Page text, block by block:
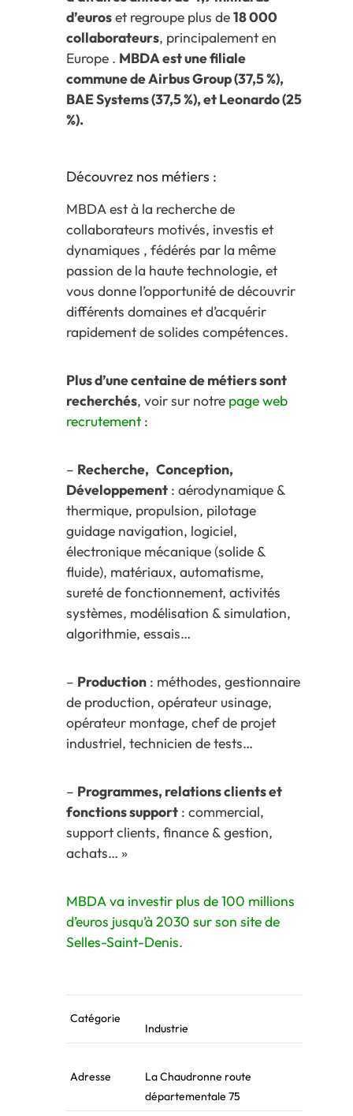
d’euroset regroupe plus de18 000
collaborateurs, principalement en
Europe . MBDA est une filiale
commune de Airbus Group (37,5 %),
BAE Systems (37,5 %), et Leonardo (25
%).
Découvrez nos métiers :
MBDA est à la recherche de
collaborateurs motivés, investis et
dynamiques , fédérés par la même
passion de la haute technologie, et
vous donne l’opportunité de découvrir
différents domaines et d’acquérir
rapidement de solides compétences.
Plus d’une centaine de métiers sont
recherchés, voir sur notre page web
recrutement :
– Recherche, Conception,
Développement : aérodynamique &
thermique, propulsion, pilotage
guidage navigation, logiciel,
électronique mécanique (solide &
fluide), matériaux, automatisme,
sureté de fonctionnement, activités
systèmes, modélisation & simulation,
algorithmie, essais…
– Production : méthodes, gestionnaire
de production, opérateur usinage,
opérateur montage, chef de projet
industriel, technicien de tests…
– Programmes, relations clients et
fonctions support : commercial,
support clients, finance & gestion,
achats… »
MBDA va investir plus de 100 millions
d’euros jusqu’à 2030 sur son site de
Selles-Saint-Denis.
Catégorie
Industrie
Adresse
La Chaudronne route
départementale 75